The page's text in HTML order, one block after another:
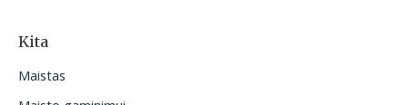
Kita
Maistas